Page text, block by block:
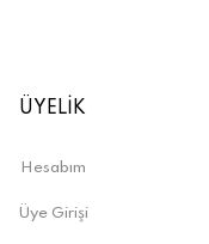
ÜYELİK
Hesabım
Üye Girişi